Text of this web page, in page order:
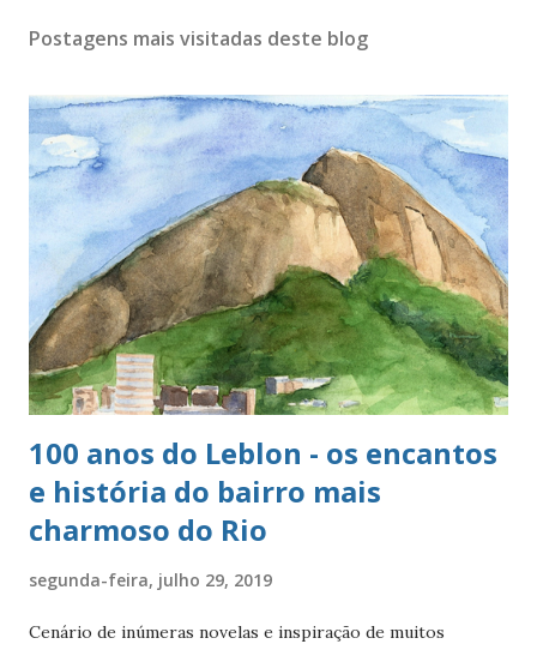
Postagens mais visitadas deste blog
100 anos do Leblon - os encantos
e história do bairro mais
charmoso do Rio
segunda-feira, julho 29, 2019
Cenário de inúmeras novelas e inspiração de muitos